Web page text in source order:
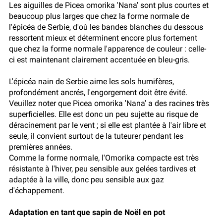
Les aiguilles de Picea omorika 'Nana' sont plus courtes et
beaucoup plus larges que chez la forme normale de
l'épicéa de Serbie, d'où les bandes blanches du dessous
ressortent mieux et déterminent encore plus fortement
que chez la forme normale l'apparence de couleur : celle-
ci est maintenant clairement accentuée en bleu-gris.
L'épicéa nain de Serbie aime les sols humifères,
profondément ancrés, l'engorgement doit être évité.
Veuillez noter que Picea omorika 'Nana' a des racines très
superficielles. Elle est donc un peu sujette au risque de
déracinement par le vent ; si elle est plantée à l'air libre et
seule, il convient surtout de la tuteurer pendant les
premières années.
Comme la forme normale, l'Omorika compacte est très
résistante à l'hiver, peu sensible aux gelées tardives et
adaptée à la ville, donc peu sensible aux gaz
d'échappement.
Adaptation en tant que sapin de Noël en pot